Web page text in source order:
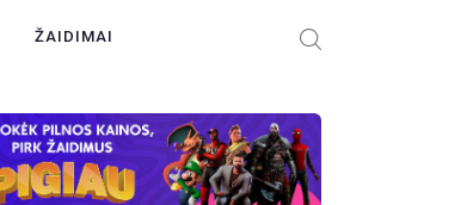
ŽAIDIMAI